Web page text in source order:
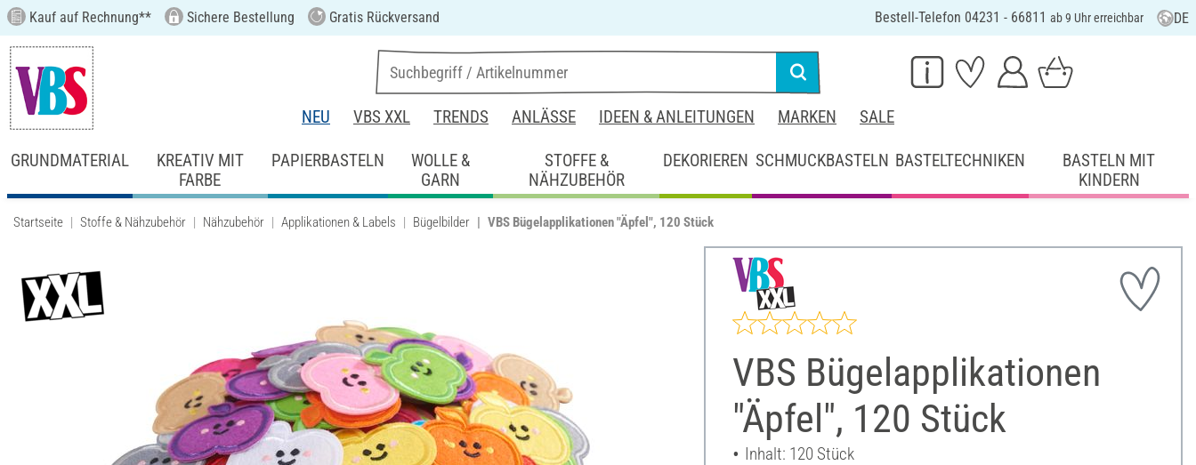
Kauf auf Rechnung** Sichere Bestellung Gratis Rückversand Bestell-Telefon 04231 - 66811 ab 9 Uhr erreichbar DE
NEU VBS XXL TRENDS ANLÄSSE IDEEN & ANLEITUNGEN MARKEN SALE
GRUNDMATERIAL
KREATIV MIT
FARBE
PAPIERBASTELN
WOLLE &
GARN
STOFFE &
NÄHZUBEHÖR
DEKORIEREN SCHMUCKBASTELN BASTELTECHNIKEN
BASTELN MIT
KINDERN
Startseite Stoffe & Nähzubehör Nähzubehör Applikationen & Labels Bügelbilder VBS Bügelapplikationen "Äpfel", 120 Stück
VBS Bügelapplikationen
"Äpfel", 120 Stück
Inhalt: 120 Stück